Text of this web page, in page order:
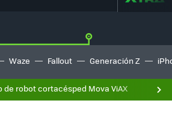
Waze Fallout Generación Z
de robot cortacésped Mova ViAX